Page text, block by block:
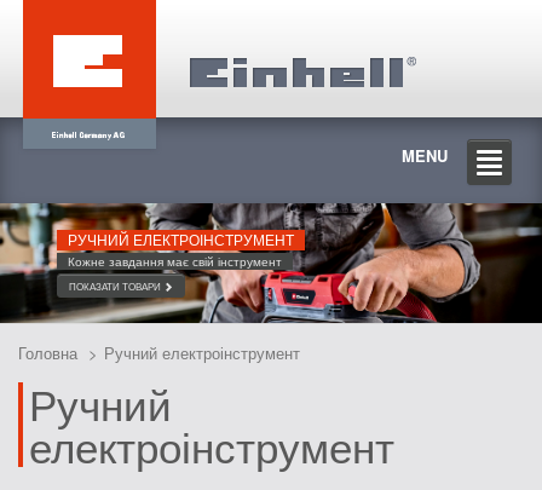
MENU
РУЧНИЙ ЕЛЕКТРОІНСТРУМЕНТ
Кожне завдання має свій інструмент
ПОКАЗАТИ ТОВАРИ
Головна Ручний електроінструмент
Ручний
електроінструмент